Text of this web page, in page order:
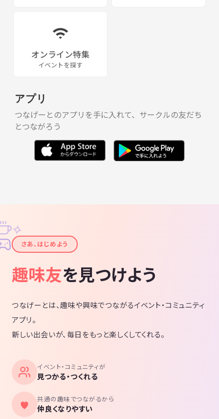
オンライン特集
イベントを探す
アプリ
つなげーとのアプリを手に入れて、サークルの友だち
とつながろう
✦
✧
さあ、はじめよう
趣味友を見つけよう
つなげーとは、趣味や興味でつながるイベント・コミュニティ
アプリ。
新しい出会いが、毎日をもっと楽しくしてくれる。
イベント・コミュニティが
見つかる・つくれる
共通の趣味でつながるから
仲良くなりやすい